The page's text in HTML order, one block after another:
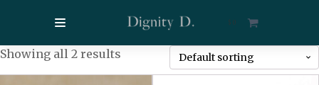
$ 0
Showing all 2 results